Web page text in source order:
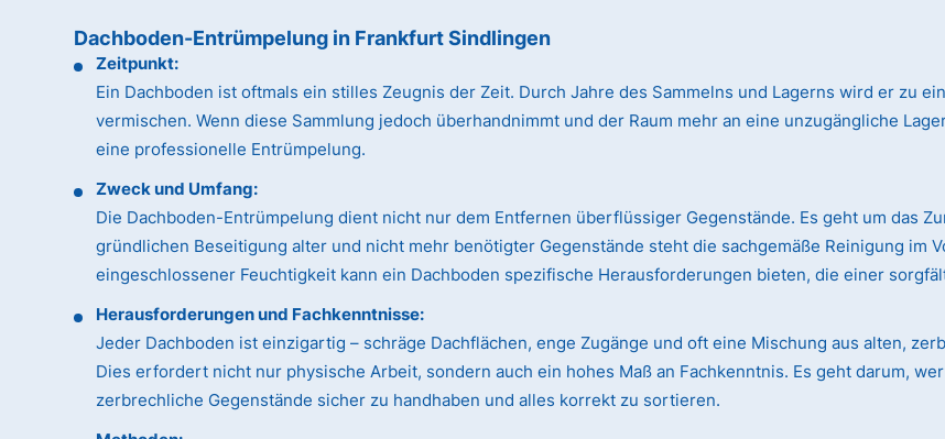
Dachboden-Entrümpelung in Frankfurt Sindlingen
Zeitpunkt:
Ein Dachboden ist oftmals ein stilles Zeugnis der Zeit. Durch Jahre des Sammelns und Lagerns wird er zu
vermischen. Wenn diese Sammlung jedoch überhandnimmt und der Raum mehr an eine unzugängliche
eine professionelle Entrümpelung.
Zweck und Umfang:
Die Dachboden-Entrümpelung dient nicht nur dem Entfernen überflüssiger Gegenstände. Es geht um das
gründlichen Beseitigung alter und nicht mehr benötigter Gegenstände steht die sachgemäße Reinigung im
eingeschlossener Feuchtigkeit kann ein Dachboden spezifische Herausforderungen bieten, die einer
Herausforderungen und Fachkenntnisse:
Jeder Dachboden ist einzigartig – schräge Dachflächen, enge Zugänge und oft eine Mischung aus alten,
Dies erfordert nicht nur physische Arbeit, sondern auch ein hohes Maß an Fachkenntnis. Es geht darum,
zerbrechliche Gegenstände sicher zu handhaben und alles korrekt zu sortieren.